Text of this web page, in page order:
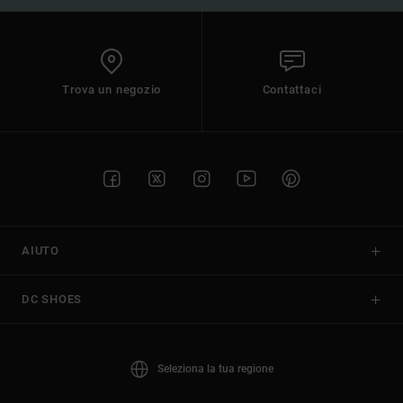
Trova un negozio Contattaci
AIUTO
DC SHOES
Seleziona la tua regione